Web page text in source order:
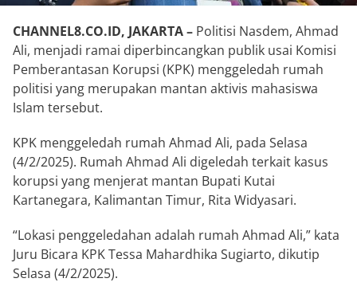
CHANNEL8.CO.ID, JAKARTA – Politisi Nasdem, Ahmad
Ali, menjadi ramai diperbincangkan publik usai Komisi
Pemberantasan Korupsi (KPK) menggeledah rumah
politisi yang merupakan mantan aktivis mahasiswa
Islam tersebut.
KPK menggeledah rumah Ahmad Ali, pada Selasa
(4/2/2025). Rumah Ahmad Ali digeledah terkait kasus
korupsi yang menjerat mantan Bupati Kutai
Kartanegara, Kalimantan Timur, Rita Widyasari.
“Lokasi penggeledahan adalah rumah Ahmad Ali,” kata
Juru Bicara KPK Tessa Mahardhika Sugiarto, dikutip
Selasa (4/2/2025).